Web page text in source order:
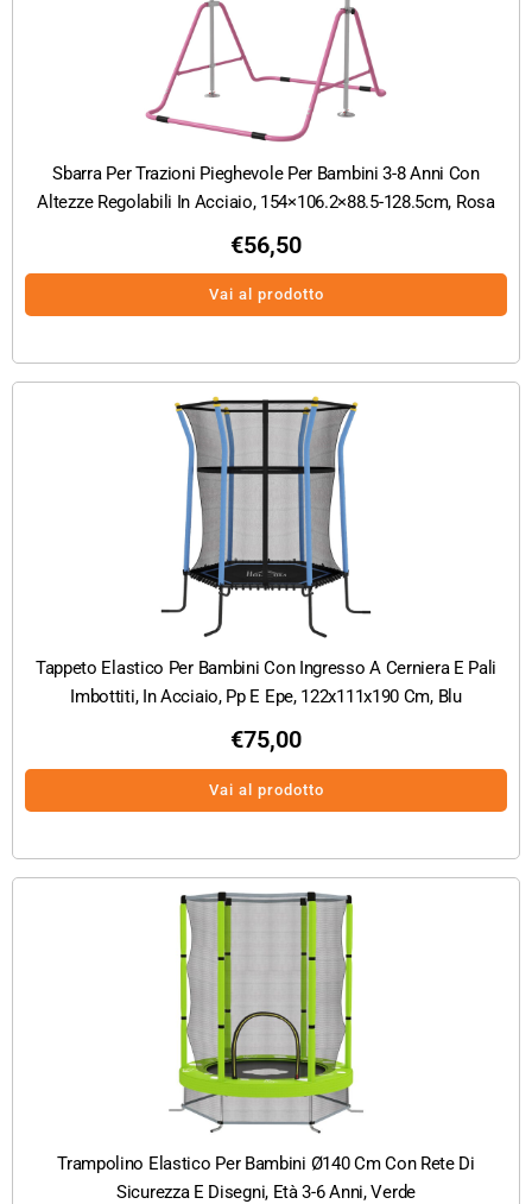
Sbarra Per Trazioni Pieghevole Per Bambini 3-8 Anni Con
Altezze Regolabili In Acciaio, 154×106.2×88.5-128.5cm, Rosa
€56,50
Vai al prodotto
Tappeto Elastico Per Bambini Con Ingresso A Cerniera E Pali
Imbottiti, In Acciaio, Pp E Epe, 122x111x190 Cm, Blu
€75,00
Vai al prodotto
Trampolino Elastico Per Bambini Ø140 Cm Con Rete Di
Sicurezza E Disegni, Età 3-6 Anni, Verde